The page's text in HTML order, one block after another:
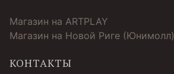
Магазин на ARTPLAY
Магазин на Новой Риге (Юнимолл)
КОНТАКТЫ